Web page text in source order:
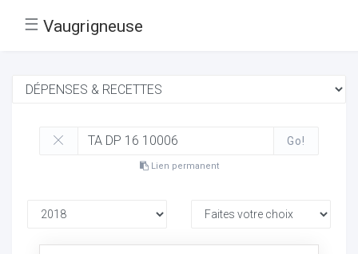
☰ Vaugrigneuse
Go!
Lien permanent